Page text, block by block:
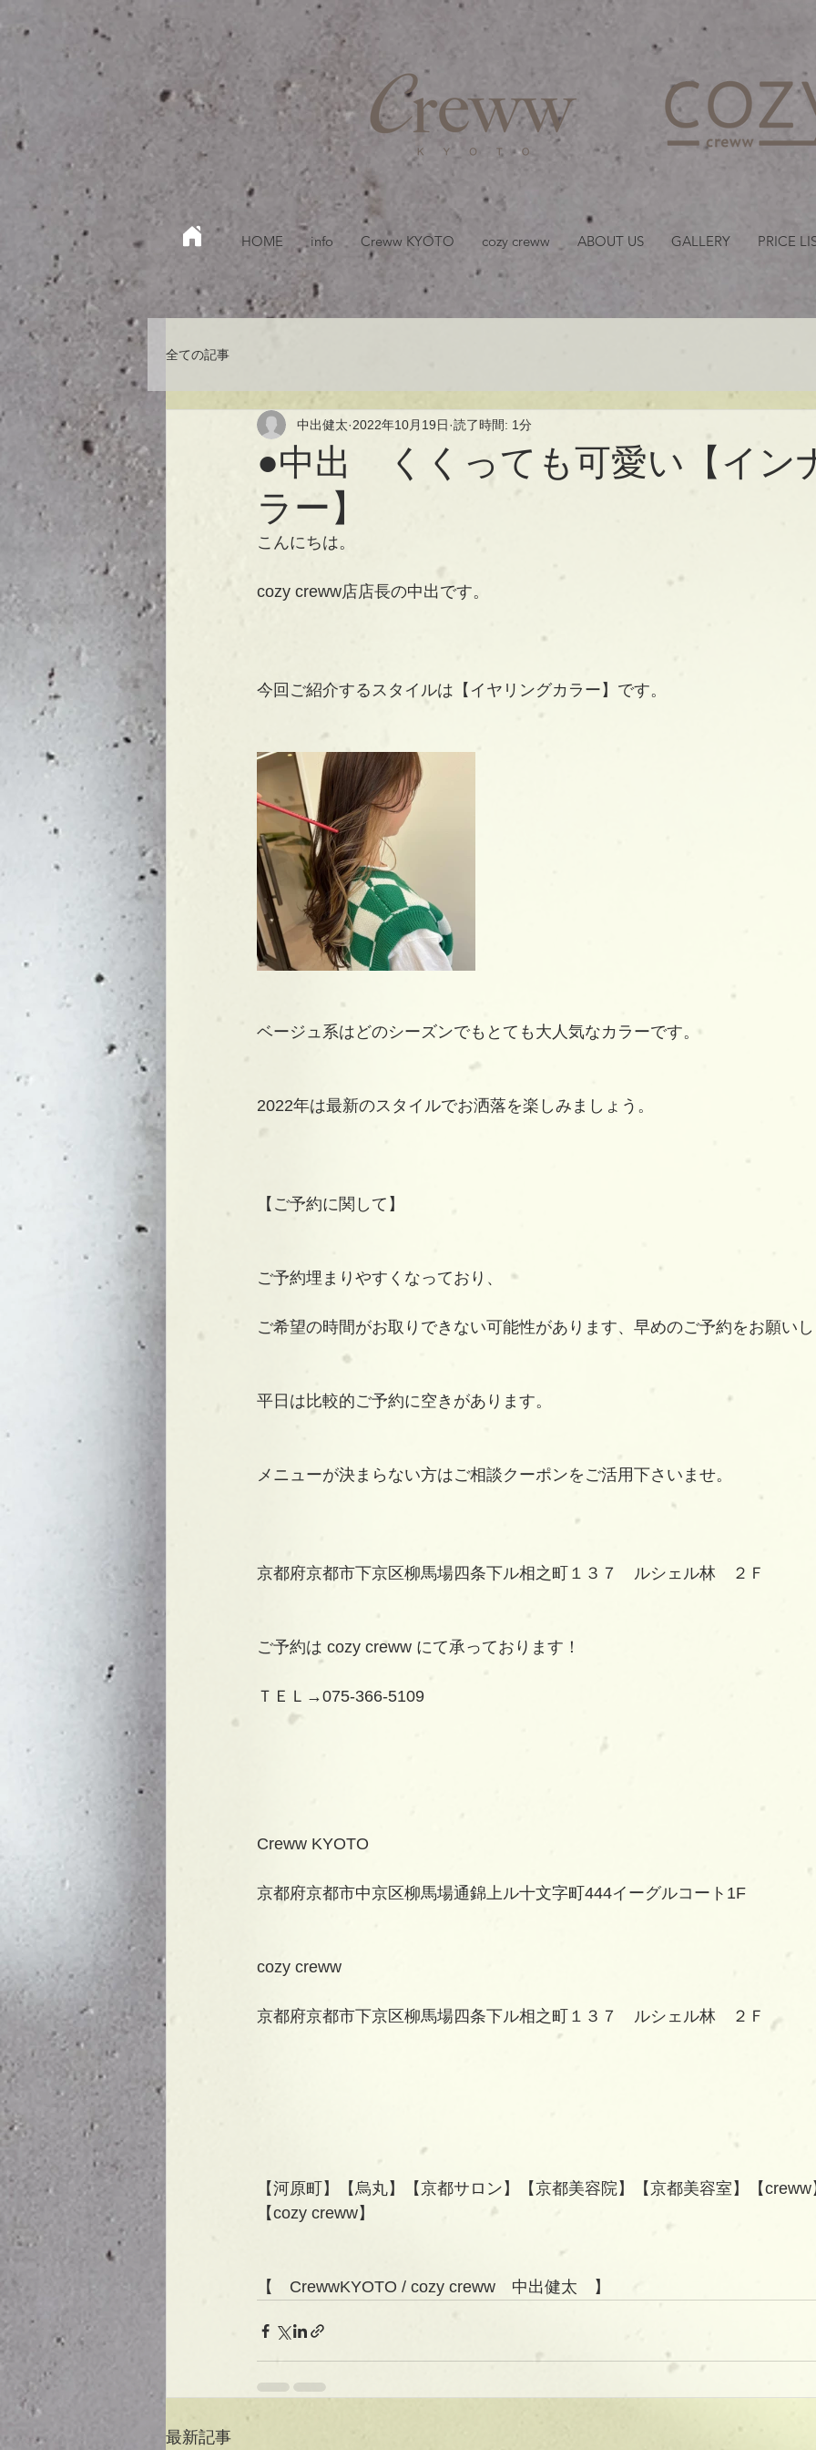
HOME info Creww KYOTO cozy creww ABOUT US GALLERY PRICE
全ての記事
●中出 くくっても可愛い【イン
ラー】
中出健太 2022年10月19日 読了時間: 1分
こんにちは。
cozy creww店店長の中出です。
今回ご紹介するスタイルは【イヤリングカラー】です。
ベージュ系はどのシーズンでもとても大人気なカラーです。
2022年は最新のスタイルでお洒落を楽しみましょう。
【ご予約に関して】
ご予約埋まりやすくなっており、
ご希望の時間がお取りできない可能性があります、早めのご予約をお願い
平日は比較的ご予約に空きがあります。
メニューが決まらない方はご相談クーポンをご活用下さいませ。
京都府京都市下京区柳馬場四条下ル相之町１３７　ルシェル林　２Ｆ
ご予約は cozy creww にて承っております！
ＴＥＬ→075-366-5109
Creww KYOTO
京都府京都市中京区柳馬場通錦上ル十文字町444イーグルコート1F
cozy creww
京都府京都市下京区柳馬場四条下ル相之町１３７　ルシェル林　２Ｆ
【河原町】【烏丸】【京都サロン】【京都美容院】【京都美容室】【creww
【cozy creww】
【　CrewwKYOTO / cozy creww　中出健太　】
最新記事